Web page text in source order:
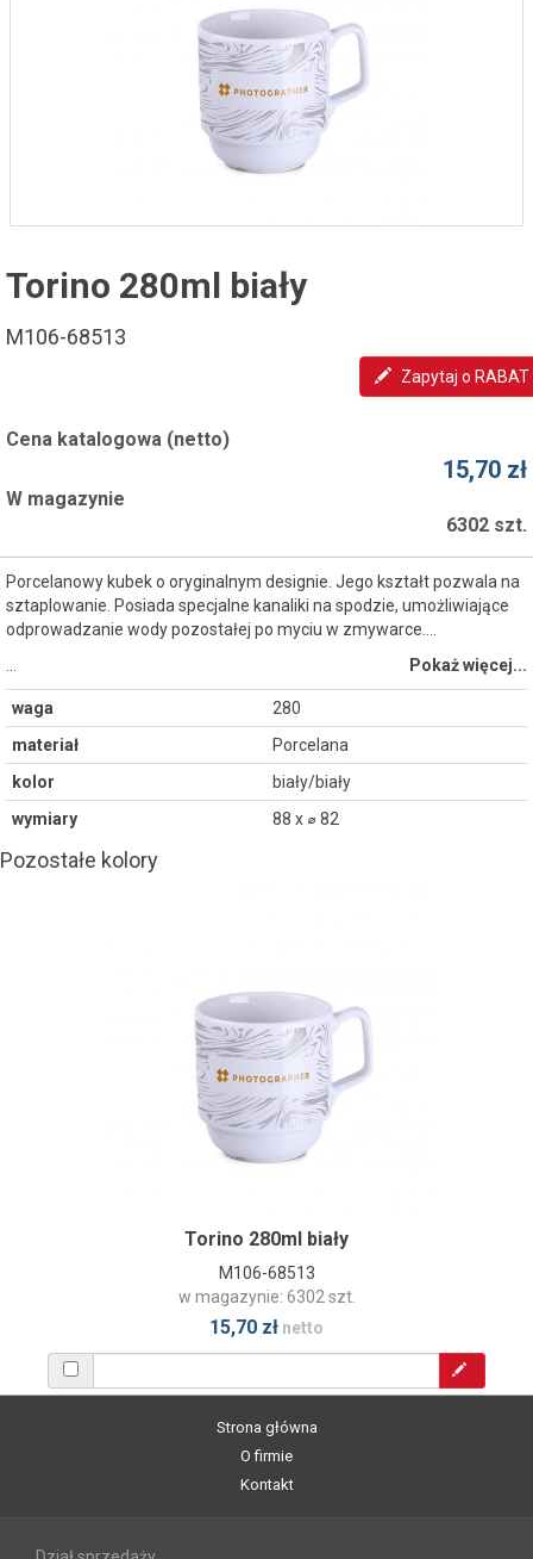
Torino 280ml biały
M106-68513
Zapytaj o RABAT
Cena katalogowa (netto)
15,70 zł
W magazynie
6302 szt.
Porcelanowy kubek o oryginalnym designie. Jego kształt pozwala na
sztaplowanie. Posiada specjalne kanaliki na spodzie, umożliwiające
odprowadzanie wody pozostałej po myciu w zmywarce....
Pokaż więcej...
waga
280
materiał
Porcelana
kolor
biały/biały
wymiary
88 x ⌀ 82
Pozostałe kolory
Torino 280ml biały
M106-68513
w magazynie: 6302 szt.
15,70 zł netto
Strona główna
O firmie
Kontakt